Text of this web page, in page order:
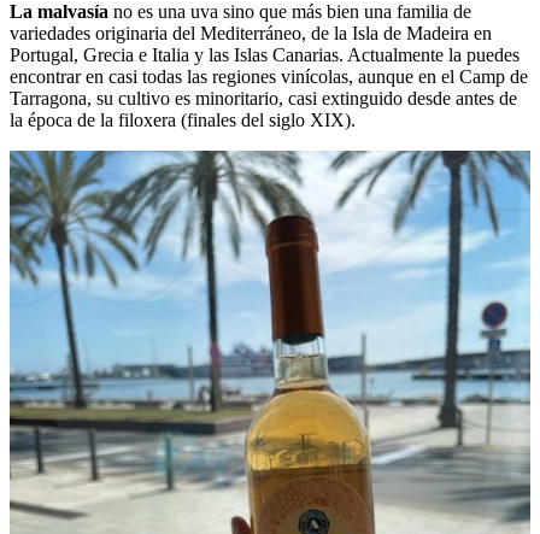
La malvasía no es una uva sino que más bien una familia de
variedades originaria del Mediterráneo, de la Isla de Madeira en
Portugal, Grecia e Italia y las Islas Canarias. Actualmente la puedes
encontrar en casi todas las regiones vinícolas, aunque en el Camp de
Tarragona, su cultivo es minoritario, casi extinguido desde antes de
la época de la filoxera (finales del siglo XIX).